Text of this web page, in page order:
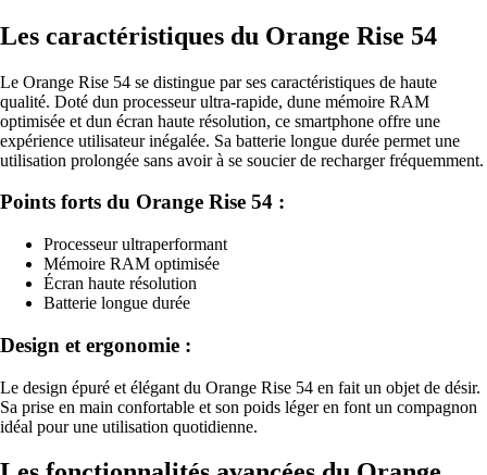
Les caractéristiques du Orange Rise 54
Le Orange Rise 54 se distingue par ses caractéristiques de haute
qualité. Doté dun processeur ultra-rapide, dune mémoire RAM
optimisée et dun écran haute résolution, ce smartphone offre une
expérience utilisateur inégalée. Sa batterie longue durée permet une
utilisation prolongée sans avoir à se soucier de recharger fréquemment.
Points forts du Orange Rise 54 :
Processeur ultraperformant
Mémoire RAM optimisée
Écran haute résolution
Batterie longue durée
Design et ergonomie :
Le design épuré et élégant du Orange Rise 54 en fait un objet de désir.
Sa prise en main confortable et son poids léger en font un compagnon
idéal pour une utilisation quotidienne.